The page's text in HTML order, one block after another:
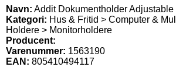
Navn: Addit Dokumentholder Adjustable
Kategori: Hus & Fritid > Computer &
Holdere > Monitorholdere
Producent:
Varenummer: 1563190
EAN: 805410494117